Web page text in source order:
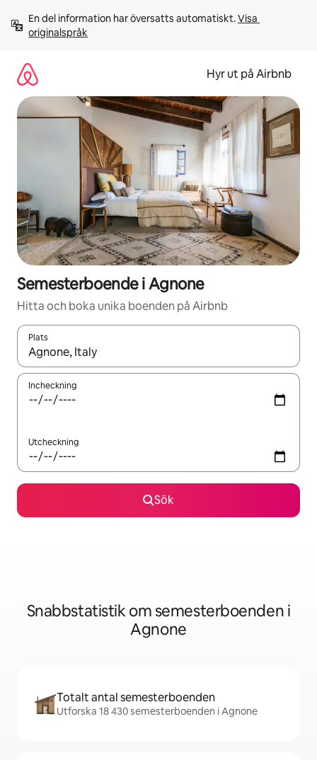
innehåll
En del information har översatts automatiskt. Visa
originalspråk
Hyr ut på Airbnb
Semesterboende i Agnone
Hitta och boka unika boenden på Airbnb
Plats
När resultaten är tillgängliga kan du navigera med upp- och
Incheckning
Utcheckning
Sök
Snabbstatistik om semesterboenden i
Agnone
Totalt antal semesterboenden
Utforska 18 430 semesterboenden i Agnone